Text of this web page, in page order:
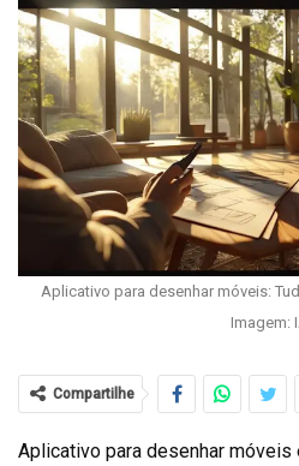
Aplicativo para desenhar móveis:
Imagem:
Compartilhe
Aplicativo para desenhar móveis